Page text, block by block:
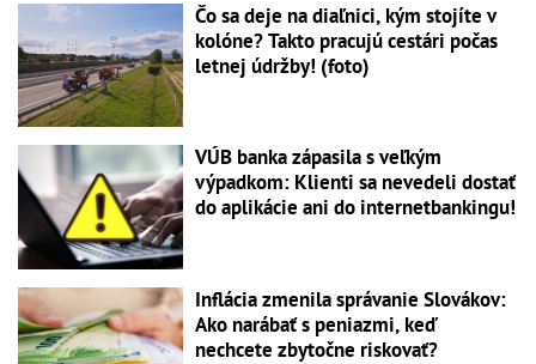
Čo sa deje na diaľnici, kým stojíte v
kolóne? Takto pracujú cestári počas
letnej údržby! (foto)
VÚB banka zápasila s veľkým
výpadkom: Klienti sa nevedeli dostať
do aplikácie ani do internetbankingu!
Inflácia zmenila správanie Slovákov:
Ako narábať s peniazmi, keď
nechcete zbytočne riskovať?